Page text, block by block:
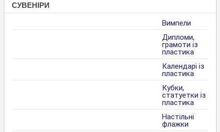
СУВЕНІРИ
Вимпели
Дипломи,
грамоти із
пластика
Календарі із
пластика
Кубки,
статуетки із
пластика
Настільні
флажки